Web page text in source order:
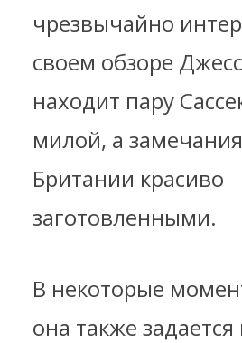
чрезвычайно
своем обзоре
находит пару
милой, а
Британии красиво
заготовленными.
В некоторые
она также